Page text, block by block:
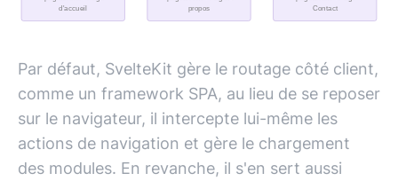
Par défaut, SvelteKit gère le routage côté client,
comme un framework SPA, au lieu de se reposer
sur le navigateur, il intercepte lui-même les
actions de navigation et gère le chargement
des modules. En revanche, il s'en sert aussi